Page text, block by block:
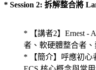
* Session 2: 拆解整合將
* 【講者2】Ernest -
者、軟硬體整合者、
* 【簡介】呼應初心